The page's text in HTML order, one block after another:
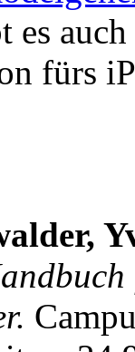
fürs